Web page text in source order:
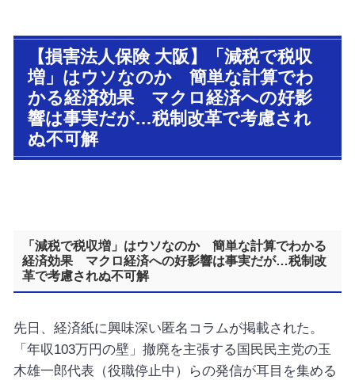
【損害法人保険 大阪】「減税で税収
増」はウソなのか 簡単な計算でわ
かる経済効果 マクロ経済への好影
響は事実だが…税制改革で考慮され
ぬ不可解
「減税で税収増」はウソなのか 簡単な計算でわかる
経済効果 マクロ経済への好影響は事実だが…税制改
革で考慮されぬ不可解
先日、経済紙に興味深い匿名コラムが掲載された。
「年収103万円の壁」撤廃を主張する国民民主党の玉
木雄一郎代表（役職停止中）らの発信が耳目を集める